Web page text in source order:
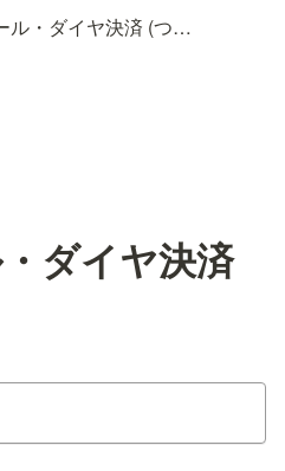
[FAQ] パール・ダイヤ決済 (つなぐ)
ダイヤ決済